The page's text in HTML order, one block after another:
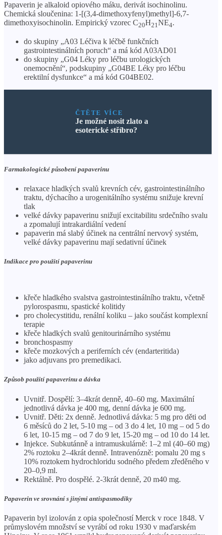
Papaverin je alkaloid opiového máku, derivát isochinolinu.
Chemická sloučenina: 1-[(3,4-dimethoxyfenyl)methyl]-6,7-
dimethoxyisochinolin. Empirický vzorec C20H21NE4.
do skupiny „A03 Léčiva k léčbě funkčních
gastrointestinálních poruch“ a má kód A03AD01
do skupiny „G04 Léky pro léčbu urologických
onemocnění“, podskupiny „G04BE Léky pro léčbu
erektilní dysfunkce“ a má kód G04BE02.
ČTĚTE VÍCE
Je možné nosit zlato a
esoterické stříbro?
Farmakologické působení papaverinu
relaxace hladkých svalů krevních cév, gastrointestinálního
traktu, dýchacího a urogenitálního systému snižuje krevní
tlak
velké dávky papaverinu snižují excitabilitu srdečního svalu
a zpomalují intrakardiální vedení
papaverin má slabý účinek na centrální nervový systém,
velké dávky papaverinu mají sedativní účinek
Indikace pro použití papaverinu
křeče hladkého svalstva gastrointestinálního traktu, včetně
pylorospasmu, spastické kolitidy
pro cholecystitidu, renální koliku – jako součást komplexní
terapie
křeče hladkých svalů genitourinárního systému
bronchospasmy
křeče mozkových a periferních cév (endarteritida)
jako adjuvans pro premedikaci.
Způsob použití papaverinu a dávka
Uvnitř. Dospělí: 3–4krát denně, 40–60 mg. Maximální
jednotlivá dávka je 400 mg, denní dávka je 600 mg.
Uvnitř. Děti: 2x denně. Jednotlivá dávka: 5 mg pro děti od
6 měsíců do 2 let, 5-10 mg – od 3 do 4 let, 10 mg – od 5 do
6 let, 10-15 mg – od 7 do 9 let, 15-20 mg – od 10 do 14 let.
Injekce. Subkutánně a intramuskulárně: 1–2 ml (40–60 mg)
2% roztoku 2–4krát denně. Intravenózně: pomalu 20 mg s
10% roztokem hydrochloridu sodného předem zředěného v
20–0,9 ml.
Rektálně. Pro dospělé. 2-3krát denně, 20 m40 mg.
Papaverin ve srovnání s jinými antispasmodiky
Papaverin byl izolován z opia společností Merck v roce 1848. V
průmyslovém množství se vyrábí od roku 1930 v maďarském